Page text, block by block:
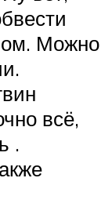
Можно
всё,
.